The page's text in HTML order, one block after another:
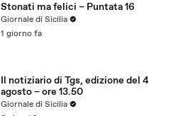
Stonati ma felici – Puntata 16
Giornale di Sicilia
1 giorno fa
Il notiziario di Tgs, edizione del 4
agosto – ore 13.50
Giornale di Sicilia